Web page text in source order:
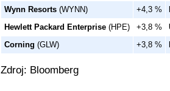
Wynn Resorts (WYNN) +4,3 %
Hewlett Packard Enterprise (HPE) +3,8 %
Corning (GLW) +3,8 %
Zdroj: Bloomberg